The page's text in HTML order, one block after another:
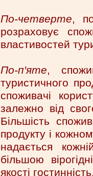
По-четверте,
розраховує
властивостей
По-п'яте,
туристичного
споживачі
залежно від
Більшість
продукту і
надається
більшою
якості